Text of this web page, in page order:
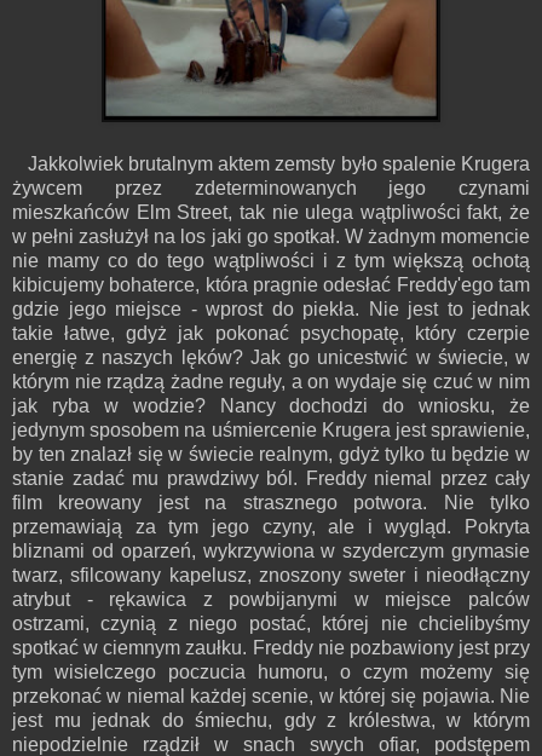
Jakkolwiek brutalnym aktem zemsty było spalenie Krugera
żywcem przez zdeterminowanych jego czynami
mieszkańców Elm Street, tak nie ulega wątpliwości fakt, że
w pełni zasłużył na los jaki go spotkał. W żadnym momencie
nie mamy co do tego wątpliwości i z tym większą ochotą
kibicujemy bohaterce, która pragnie odesłać Freddy'ego tam
gdzie jego miejsce - wprost do piekła. Nie jest to jednak
takie łatwe, gdyż jak pokonać psychopatę, który czerpie
energię z naszych lęków? Jak go unicestwić w świecie, w
którym nie rządzą żadne reguły, a on wydaje się czuć w nim
jak ryba w wodzie? Nancy dochodzi do wniosku, że
jedynym sposobem na uśmiercenie Krugera jest sprawienie,
by ten znalazł się w świecie realnym, gdyż tylko tu będzie w
stanie zadać mu prawdziwy ból. Freddy niemal przez cały
film kreowany jest na strasznego potwora. Nie tylko
przemawiają za tym jego czyny, ale i wygląd. Pokryta
bliznami od oparzeń, wykrzywiona w szyderczym grymasie
twarz, sfilcowany kapelusz, znoszony sweter i nieodłączny
atrybut - rękawica z powbijanymi w miejsce palców
ostrzami, czynią z niego postać, której nie chcielibyśmy
spotkać w ciemnym zaułku. Freddy nie pozbawiony jest przy
tym wisielczego poczucia humoru, o czym możemy się
przekonać w niemal każdej scenie, w której się pojawia. Nie
jest mu jednak do śmiechu, gdy z królestwa, w którym
niepodzielnie rządził w snach swych ofiar, podstępem